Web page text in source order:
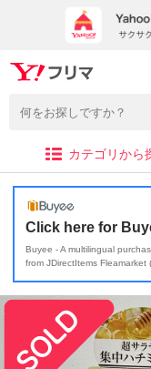
カテゴリから
Click here for
Buyee - A multilingual
from JDirectItems